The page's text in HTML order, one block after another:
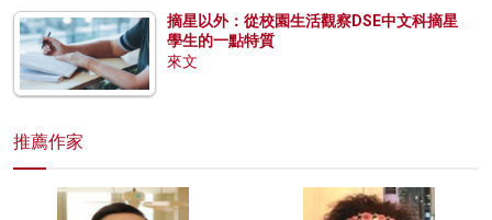
摘星以外：從校園生活觀察DSE中文科摘星
學生的一點特質
來文
推薦作家